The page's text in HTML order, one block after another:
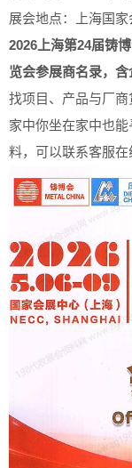
展会地点：上海国
2026上海第24届铸
览会参展商名录，
找项目、产品与厂
家中你坐在家中也
料，可以联系客服在